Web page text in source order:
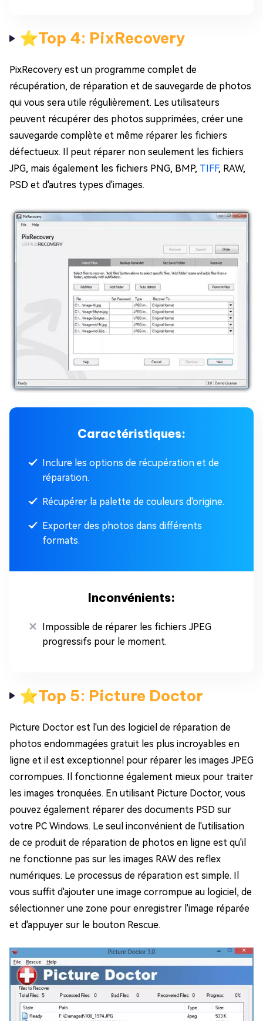
⭐Top 4: PixRecovery
PixRecovery est un programme complet de
récupération, de réparation et de sauvegarde de photos
qui vous sera utile régulièrement. Les utilisateurs
peuvent récupérer des photos supprimées, créer une
sauvegarde complète et même réparer les fichiers
défectueux. Il peut réparer non seulement les fichiers
JPG, mais également les fichiers PNG, BMP, TIFF, RAW,
PSD et d'autres types d'images.
Caractéristiques:
Inclure les options de récupération et de
réparation.
Récupérer la palette de couleurs d'origine.
Exporter des photos dans différents
formats.
Inconvénients:
Impossible de réparer les fichiers JPEG
progressifs pour le moment.
⭐Top 5: Picture Doctor
Picture Doctor est l'un des logiciel de réparation de
photos endommagées gratuit les plus incroyables en
ligne et il est exceptionnel pour réparer les images JPEG
corrompues. Il fonctionne également mieux pour traiter
les images tronquées. En utilisant Picture Doctor, vous
pouvez également réparer des documents PSD sur
votre PC Windows. Le seul inconvénient de l'utilisation
de ce produit de réparation de photos en ligne est qu'il
ne fonctionne pas sur les images RAW des reflex
numériques. Le processus de réparation est simple. Il
vous suffit d'ajouter une image corrompue au logiciel, de
sélectionner une zone pour enregistrer l'image réparée
et d'appuyer sur le bouton Rescue.